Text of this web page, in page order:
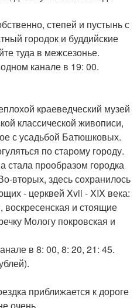
степей и пустынь с
городок и буддийские
туда в межсезонье.
канале в 19: 00.
краеведческий музей
классической живописи,
с усадьбой Батюшковых.
по старому городу.
прообразом городка
вторых, здесь сохранилось
- церквей Xvii - XIX века:
воскресенская и стоящие
Мологу покровская и
в 8: 00, 8: 20, 21: 45.
приближается к дороге
очень.